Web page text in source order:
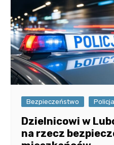
Bezpieczeństwo Policja
Dzielnicowi w
na rzecz